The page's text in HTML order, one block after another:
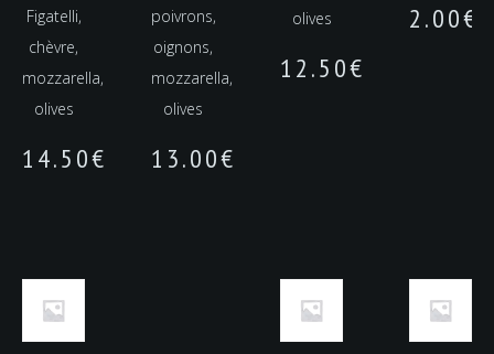
Figatelli,
chèvre,
mozzarella,
olives
14.50€
2.00€
poivrons,
oignons,
mozzarella,
olives
13.00€
olives
12.50€